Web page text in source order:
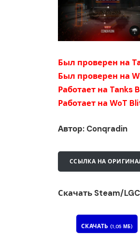
Был проверен на
Был проверен на
Работает на Tanks
Работает на WoT
Автор: Conqradin
ССЫЛКА НА
Скачать Steam/
СКАЧАТЬ (1,05 МБ)